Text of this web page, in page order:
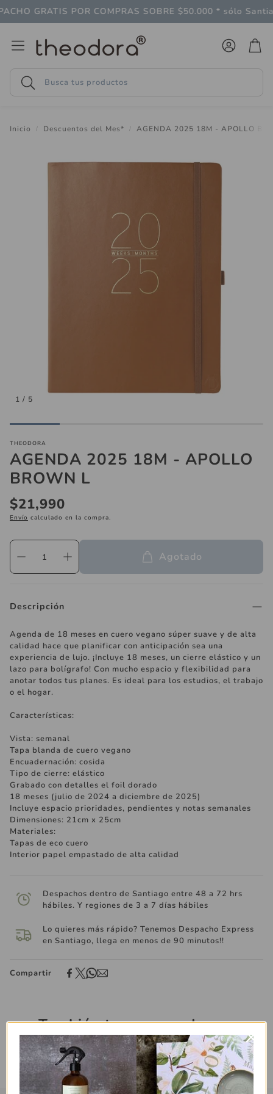
GRATIS POR COMPRAS SOBRE $50.000 * sólo
Buscar
Cuenta
Inicio Descuentos del Mes* AGENDA 2025 18M - APOLLO
1 / 5
THEODORA
AGENDA 2025 18M - APOLLO
BROWN L
Precio
regular
$21,990
Envío calculado en la compra.
Agotado
Descripción
Agenda de 18 meses en cuero vegano súper suave y de alta
calidad hace que planificar con anticipación sea una
experiencia de lujo. ¡Incluye 18 meses, un cierre elástico y un
lazo para bolígrafo! Con mucho espacio y flexibilidad para
anotar todos tus planes. Es ideal para los estudios, el trabajo
o el hogar.
Características:
Vista: semanal
Tapa blanda de cuero vegano
Encuadernación: cosida
Tipo de cierre: elástico
Grabado con detalles el foil dorado
18 meses (julio de 2024 a diciembre de 2025)
Incluye espacio prioridades, pendientes y notas semanales
Dimensiones: 21cm x 25cm
Materiales:
Tapas de eco cuero
Interior papel empastado de alta calidad
Despachos dentro de Santiago entre 48 a 72 hrs
hábiles. Y regiones de 3 a 7 días hábiles
Lo quieres más rápido? Tenemos Despacho Express
en Santiago, llega en menos de 90 minutos!!
Compartir
También te recomendamos